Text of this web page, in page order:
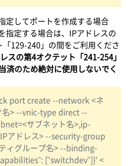
定してポートを作成する場合
指定する場合は、IPアドレスの
129-240」の間をご利用くださ
スの第4オクテット「241-254」
済のため絶対に使用しないでく
port create --network <ネ
名> --vnic-type direct --
サブネット名>,ip-
アドレス> --security-group
ィグループ名> --binding-
["switchdev"]}' <